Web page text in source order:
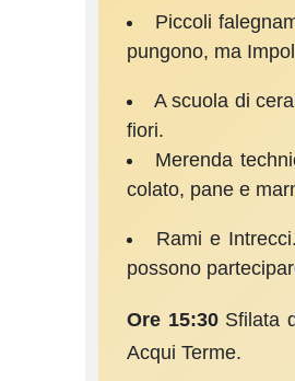
Piccoli
pungono, ma
A scuola di
fiori.
Merenda
colato, pane e
Rami e
posso­no
Ore 15:30 Sfilata
Acqui Terme.